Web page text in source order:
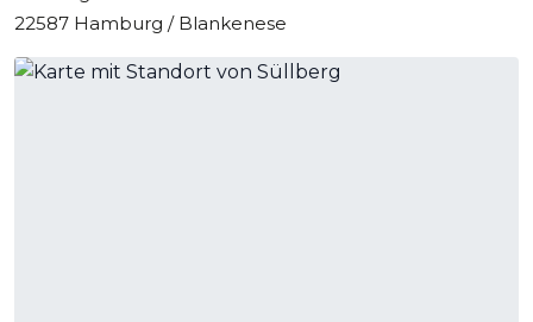
bequem zu erreichen.
ä
enStellplätze a
hauseigene Tiefgarage gegen eine Gebühr oder
22587 Hamburg / Blankenese